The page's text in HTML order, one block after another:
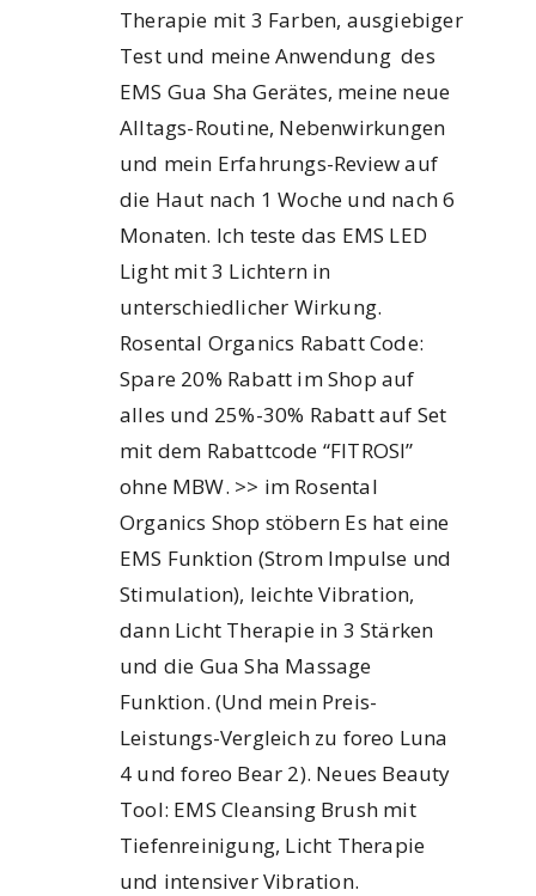
Therapie mit 3 Farben, ausgiebiger
Test und meine Anwendung des
EMS Gua Sha Gerätes, meine neue
Alltags-Routine, Nebenwirkungen
und mein Erfahrungs-Review auf
die Haut nach 1 Woche und nach 6
Monaten. Ich teste das EMS LED
Light mit 3 Lichtern in
unterschiedlicher Wirkung.
Rosental Organics Rabatt Code:
Spare 20% Rabatt im Shop auf
alles und 25%-30% Rabatt auf Set
mit dem Rabattcode “FITROSI”
ohne MBW. >> im Rosental
Organics Shop stöbern Es hat eine
EMS Funktion (Strom Impulse und
Stimulation), leichte Vibration,
dann Licht Therapie in 3 Stärken
und die Gua Sha Massage
Funktion. (Und mein Preis-
Leistungs-Vergleich zu foreo Luna
4 und foreo Bear 2). Neues Beauty
Tool: EMS Cleansing Brush mit
Tiefenreinigung, Licht Therapie
und intensiver Vibration.